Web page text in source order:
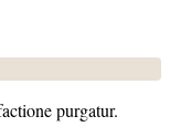
purgatur.